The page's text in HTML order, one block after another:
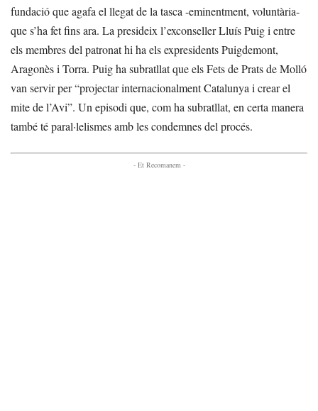
fundació que agafa el llegat de la tasca -eminentment, voluntària-
que s’ha fet fins ara. La presideix l’exconseller Lluís Puig i entre
els membres del patronat hi ha els expresidents Puigdemont,
Aragonès i Torra. Puig ha subratllat que els Fets de Prats de Molló
van servir per “projectar internacionalment Catalunya i crear el
mite de l’Avi”. Un episodi que, com ha subratllat, en certa manera
també té paral·lelismes amb les condemnes del procés.
- Et Recomanem -